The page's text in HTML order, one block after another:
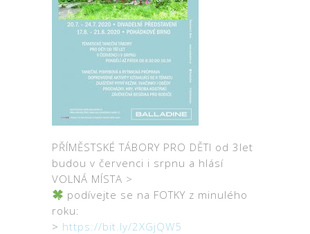
PŘÍMĚSTSKÉ TÁBORY PRO DĚTI od 3let
budou v červenci i srpnu a hlásí
VOLNÁ MÍSTA >
podívejte se na FOTKY z minulého
roku:
> https://bit.ly/2XGjQW5